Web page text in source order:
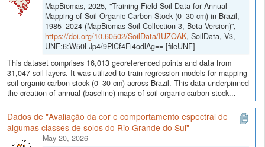
MapBiomas, 2025, "Training Field Soil Data for Annual
Mapping of Soil Organic Carbon Stock (0–30 cm) in Brazil,
1985–2024 (MapBiomas Soil Collection 3, Beta Version)",
https://doi.org/10.60502/SoilData/IUZOAK, SoilData, V3,
UNF:6:W50LJp4/9PlCf4Fi4odlAg== [fileUNF]
This dataset comprises 16,013 georeferenced points and data from
31,047 soil layers. It was utilized to train regression models for mapping
soil organic carbon stock (0–30 cm) across Brazil. This data underpinned
the creation of annual (baseline) maps of soil organic carbon stock...
Dados de "Avaliação da cor e comportamento espectral de
algumas classes de solos do Rio Grande do Sul"
May 20, 2026